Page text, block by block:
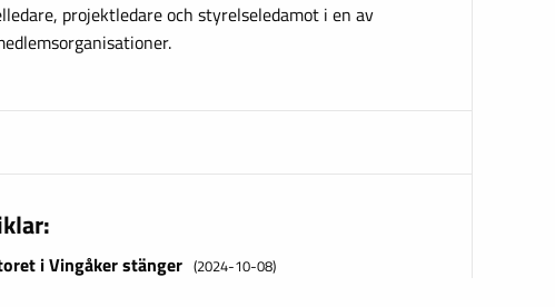
projektledare och styrelseledamot i en av
i Vingåker stänger (2024-10-08)